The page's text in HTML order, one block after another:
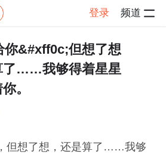
登录 频道
感慨 帖子详情
你&#xff0c;但想了想
了……我够得着星星
。
但想了想，还是算了……我够